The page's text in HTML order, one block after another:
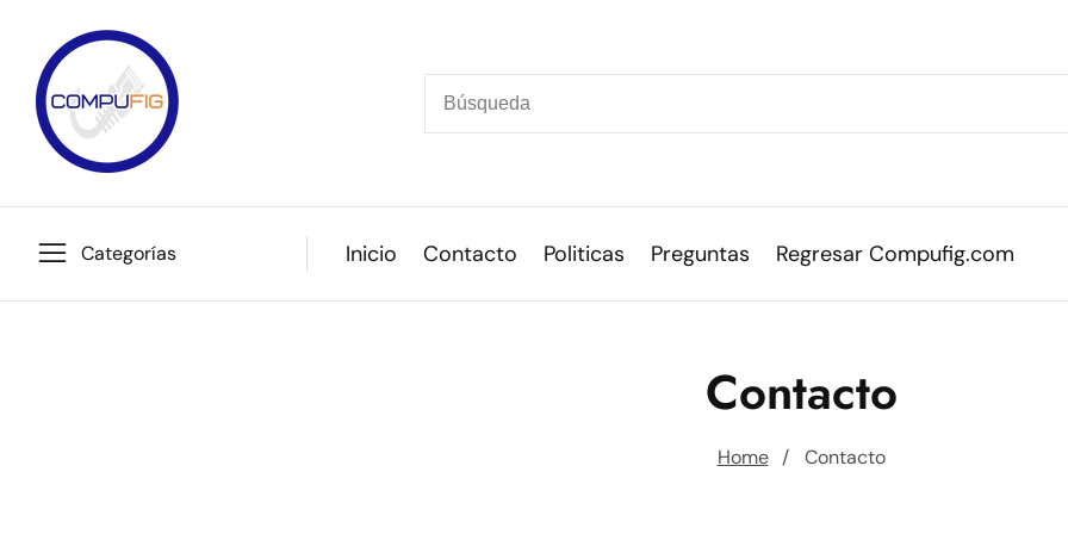
directamente
contenido
Categorías Inicio Contacto Politicas Preguntas Regresar Compufig.com
Contacto
Home Contacto